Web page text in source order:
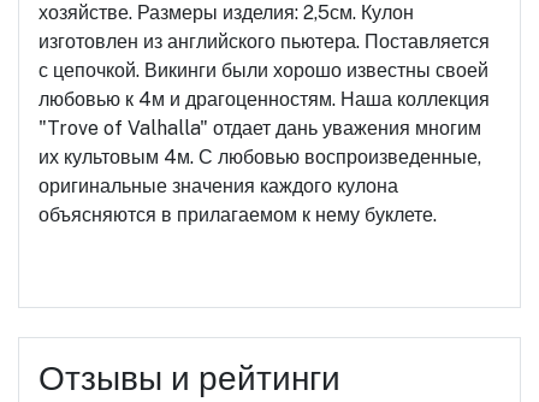
хозяйстве. Размеры изделия: 2,5см. Кулон
изготовлен из английского пьютера. Поставляется
с цепочкой. Викинги были хорошо известны своей
любовью к 4м и драгоценностям. Наша коллекция
"Trove of Valhalla" отдает дань уважения многим
их культовым 4м. С любовью воспроизведенные,
оригинальные значения каждого кулона
объясняются в прилагаемом к нему буклете.
Отзывы и рейтинги